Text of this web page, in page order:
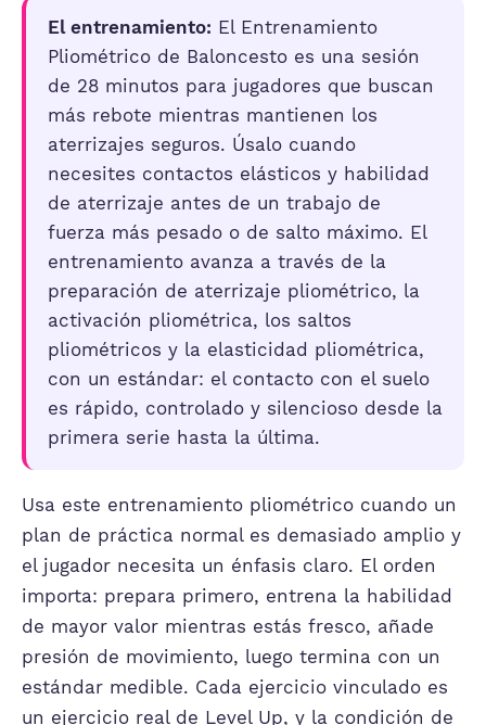
El entrenamiento: El Entrenamiento
Pliométrico de Baloncesto es una sesión
de 28 minutos para jugadores que buscan
más rebote mientras mantienen los
aterrizajes seguros. Úsalo cuando
necesites contactos elásticos y habilidad
de aterrizaje antes de un trabajo de
fuerza más pesado o de salto máximo. El
entrenamiento avanza a través de la
preparación de aterrizaje pliométrico, la
activación pliométrica, los saltos
pliométricos y la elasticidad pliométrica,
con un estándar: el contacto con el suelo
es rápido, controlado y silencioso desde la
primera serie hasta la última.
Usa este entrenamiento pliométrico cuando un
plan de práctica normal es demasiado amplio y
el jugador necesita un énfasis claro. El orden
importa: prepara primero, entrena la habilidad
de mayor valor mientras estás fresco, añade
presión de movimiento, luego termina con un
estándar medible. Cada ejercicio vinculado es
un ejercicio real de Level Up, y la condición de